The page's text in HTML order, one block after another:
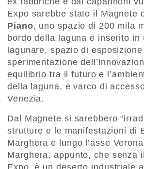
Expo sarebbe stato il Magnete
Piano, uno spazio di 200 mila
bordo della laguna e inserito in
lagunare, spazio di
sperimentazione
equilibrio tra il futuro e
della laguna, e varco di
Venezia.
Dal Magnete si sarebbero
strutture e le manifestazioni di
Marghera e lungo l’asse
Marghera, appunto, che senza